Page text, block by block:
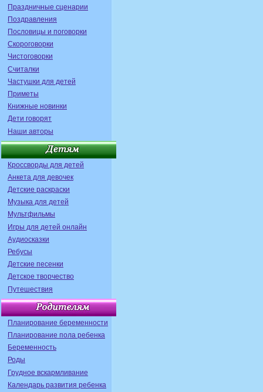
Праздничные сценарии
Поздравления
Пословицы и поговорки
Скороговорки
Чистоговорки
Считалки
Частушки для детей
Приметы
Книжные новинки
Дети говорят
Наши авторы
Кроссворды для детей
Анкета для девочек
Детские раскраски
Музыка для детей
Мультфильмы
Игры для детей онлайн
Аудиосказки
Ребусы
Детские песенки
Детское творчество
Путешествия
Планирование беременности
Планирование пола ребенка
Беременность
Роды
Грудное вскармливание
Календарь развития ребенка